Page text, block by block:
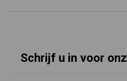
Schrijf u in voor